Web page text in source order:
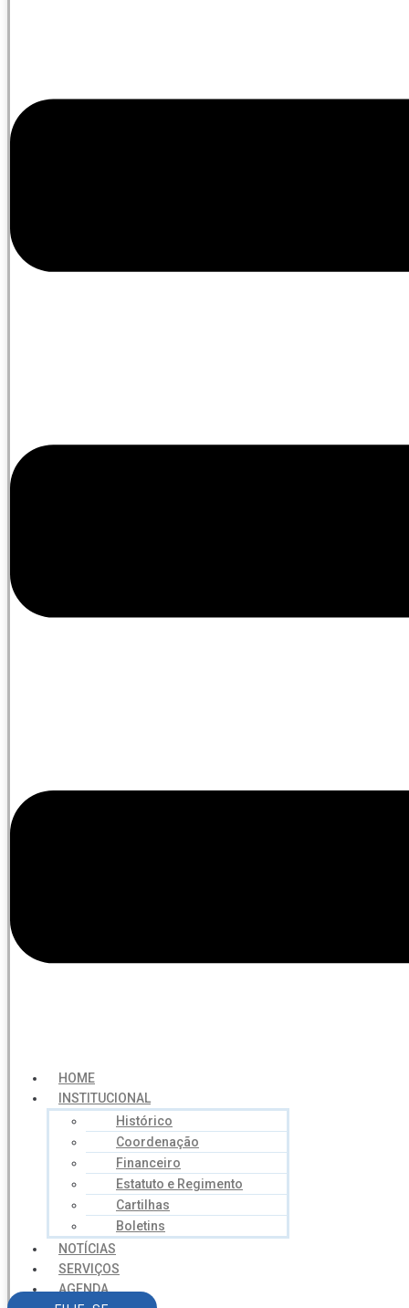
HOME
INSTITUCIONAL
Histórico
Coordenação
Financeiro
Estatuto e Regimento
Cartilhas
Boletins
NOTÍCIAS
SERVIÇOS
AGENDA